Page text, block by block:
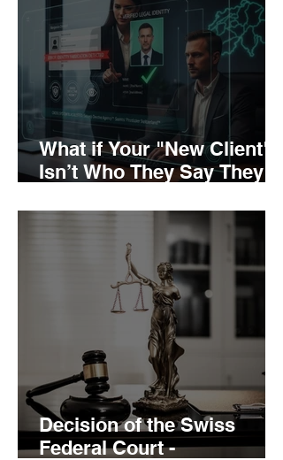
What if Your "New Client"
Isn’t Who They Say They
Decision of the Swiss
Federal Court -